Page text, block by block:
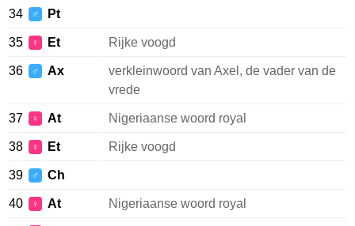
34 ♂ Pt
35 ♀ Et Rijke voogd
36 ♂ Ax
verkleinwoord van Axel, de vader van de
vrede
37 ♀ At Nigeriaanse woord royal
38 ♀ Et Rijke voogd
39 ♂ Ch
40 ♀ At Nigeriaanse woord royal